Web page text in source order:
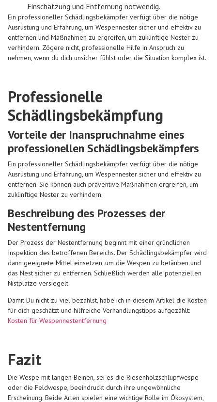
Einschätzung und Entfernung notwendig.
Ein professioneller Schädlingsbekämpfer verfügt über die nötige
Ausrüstung und Erfahrung, um Wespennester sicher und effektiv zu
entfernen und Maßnahmen zu ergreifen, um zukünftige Nester zu
verhindern. Zögere nicht, professionelle Hilfe in Anspruch zu
nehmen, wenn du dich unsicher fühlst oder die Situation komplex ist.
Professionelle
Schädlingsbekämpfung
Vorteile der Inanspruchnahme eines
professionellen Schädlingsbekämpfers
Ein professioneller Schädlingsbekämpfer verfügt über die nötige
Ausrüstung und Erfahrung, um Wespennester sicher und effektiv zu
entfernen. Sie können auch präventive Maßnahmen ergreifen, um
zukünftige Nester zu verhindern.
Beschreibung des Prozesses der
Nestentfernung
Der Prozess der Nestentfernung beginnt mit einer gründlichen
Inspektion des betroffenen Bereichs. Der Schädlingsbekämpfer wird
dann geeignete Mittel einsetzen, um die Wespen zu betäuben und
das Nest sicher zu entfernen. Schließlich werden alle potenziellen
Nistplätze versiegelt.
Damit Du nicht zu viel bezahlst, habe ich in diesem Artikel die Kosten
für dich geschätzt und hilfreiche Verhandlungstipps aufgezählt:
Kosten für Wespennestentfernung
Fazit
Die Wespe mit langen Beinen, sei es die Riesenholzschlupfwespe
oder die Feldwespe, beeindruckt durch ihre ungewöhnliche
Erscheinung. Beide Arten spielen eine wichtige Rolle im Ökosystem,